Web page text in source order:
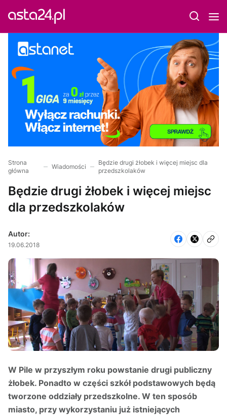
Strona
główna
Wiadomości
Będzie drugi żłobek i więcej miejsc dla
przedszkolaków
Będzie drugi żłobek i więcej miejsc
dla przedszkolaków
Autor:
19.06.2018
W Pile w przyszłym roku powstanie drugi publiczny
żłobek. Ponadto w części szkół podstawowych będą
tworzone oddziały przedszkolne. W ten sposób
miasto, przy wykorzystaniu już istniejących